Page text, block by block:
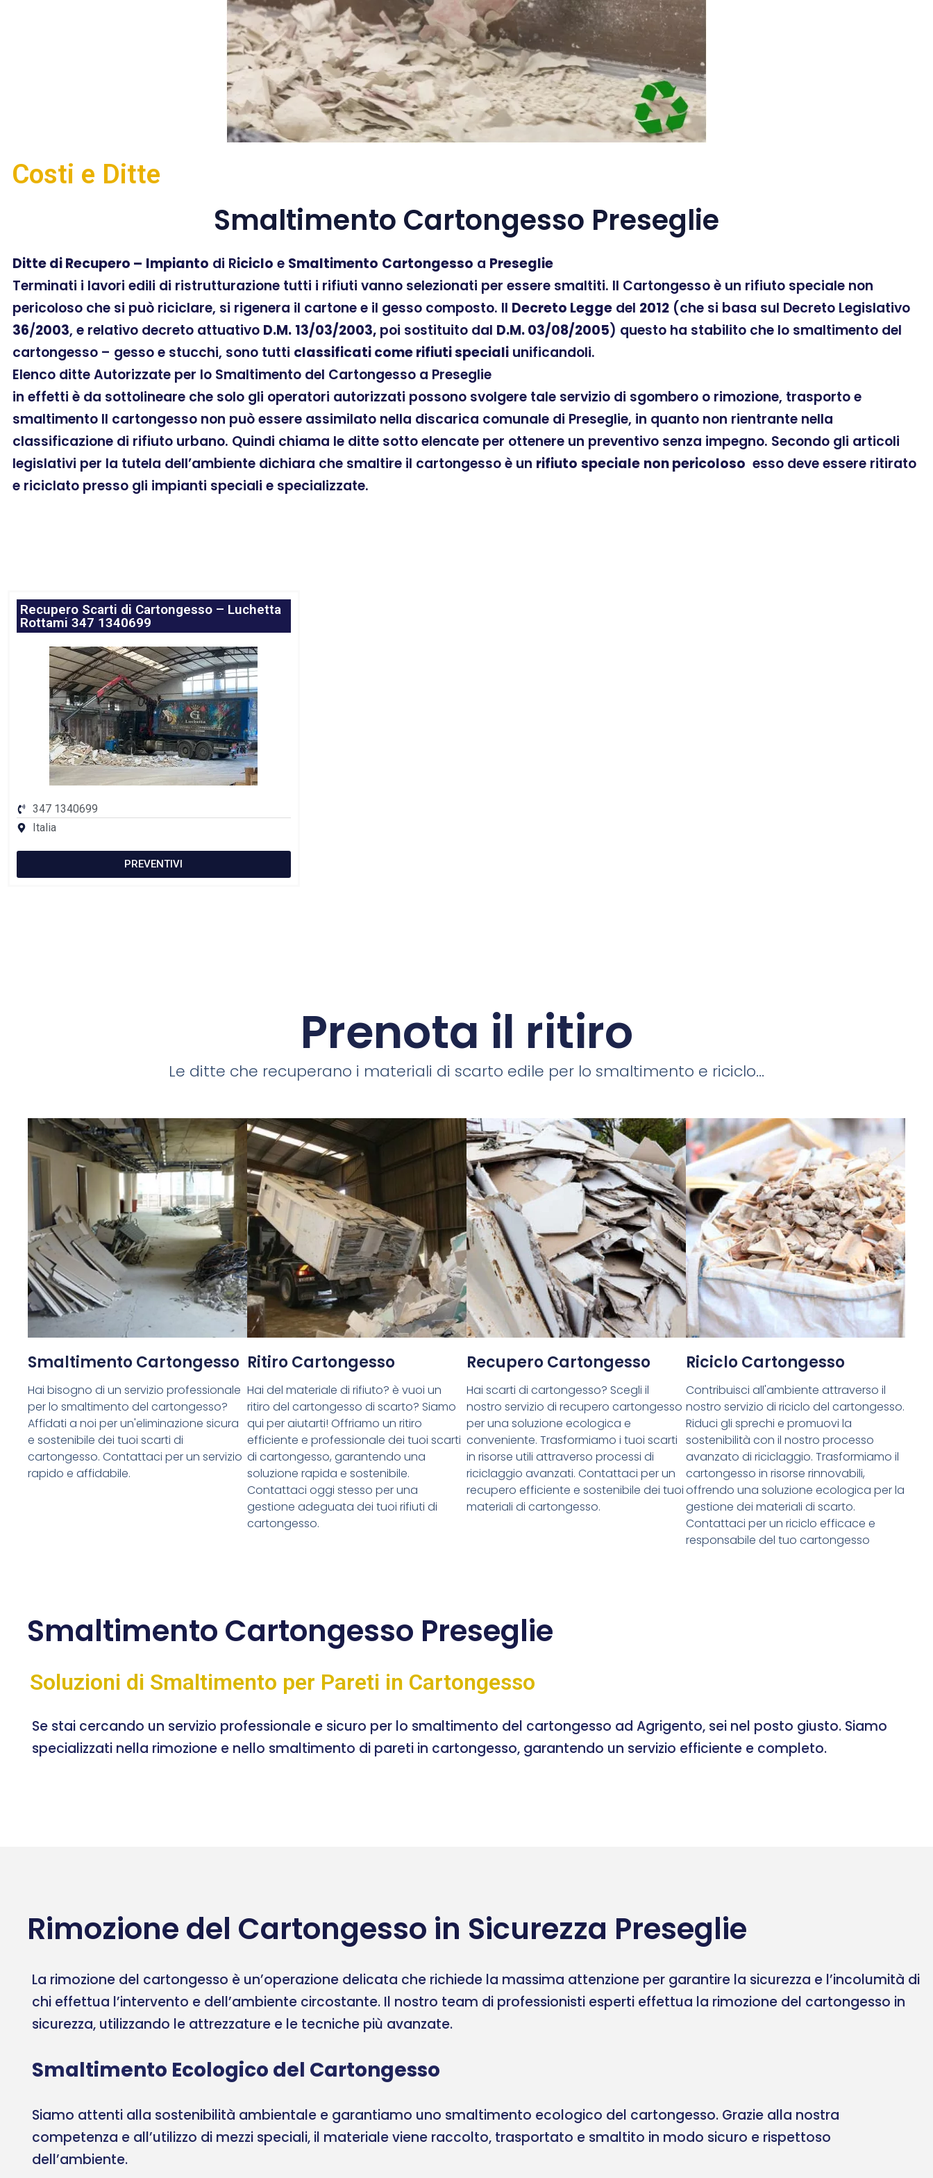
Costi e Ditte
Smaltimento Cartongesso Preseglie
Ditte di Recupero – Impianto di Riciclo e Smaltimento Cartongesso a Preseglie
Terminati i lavori edili di ristrutturazione tutti i rifiuti vanno selezionati per essere smaltiti. Il Cartongesso è un rifiuto speciale non
pericoloso che si può riciclare, si rigenera il cartone e il gesso composto. Il Decreto Legge del 2012 (che si basa sul Decreto Legislativo
36/2003, e relativo decreto attuativo D.M. 13/03/2003, poi sostituito dal D.M. 03/08/2005) questo ha stabilito che lo smaltimento del
cartongesso – gesso e stucchi, sono tutti classificati come rifiuti speciali unificandoli.
Elenco ditte Autorizzate per lo Smaltimento del Cartongesso a Preseglie
in effetti è da sottolineare che solo gli operatori autorizzati possono svolgere tale servizio di sgombero o rimozione, trasporto e
smaltimento Il cartongesso non può essere assimilato nella discarica comunale di Preseglie, in quanto non rientrante nella
classificazione di rifiuto urbano. Quindi chiama le ditte sotto elencate per ottenere un preventivo senza impegno. Secondo gli articoli
legislativi per la tutela dell’ambiente dichiara che smaltire il cartongesso è un rifiuto speciale non pericoloso esso deve essere ritirato
e riciclato presso gli impianti speciali e specializzate.
Recupero Scarti di Cartongesso – Luchetta
Rottami 347 1340699
347 1340699
Italia
PREVENTIVI
Prenota il ritiro
Le ditte che recuperano i materiali di scarto edile per lo smaltimento e riciclo...
Smaltimento Cartongesso
Hai bisogno di un servizio professionale
per lo smaltimento del cartongesso?
Affidati a noi per un'eliminazione sicura
e sostenibile dei tuoi scarti di
cartongesso. Contattaci per un servizio
rapido e affidabile.
Ritiro Cartongesso
Hai del materiale di rifiuto? è vuoi un
ritiro del cartongesso di scarto? Siamo
qui per aiutarti! Offriamo un ritiro
efficiente e professionale dei tuoi scarti
di cartongesso, garantendo una
soluzione rapida e sostenibile.
Contattaci oggi stesso per una
gestione adeguata dei tuoi rifiuti di
cartongesso.
Recupero Cartongesso
Hai scarti di cartongesso? Scegli il
nostro servizio di recupero cartongesso
per una soluzione ecologica e
conveniente. Trasformiamo i tuoi scarti
in risorse utili attraverso processi di
riciclaggio avanzati. Contattaci per un
recupero efficiente e sostenibile dei tuoi
materiali di cartongesso.
Riciclo Cartongesso
Contribuisci all'ambiente attraverso il
nostro servizio di riciclo del cartongesso.
Riduci gli sprechi e promuovi la
sostenibilità con il nostro processo
avanzato di riciclaggio. Trasformiamo il
cartongesso in risorse rinnovabili,
offrendo una soluzione ecologica per la
gestione dei materiali di scarto.
Contattaci per un riciclo efficace e
responsabile del tuo cartongesso
Smaltimento Cartongesso Preseglie
Soluzioni di Smaltimento per Pareti in Cartongesso
Se stai cercando un servizio professionale e sicuro per lo smaltimento del cartongesso ad Agrigento, sei nel posto giusto. Siamo
specializzati nella rimozione e nello smaltimento di pareti in cartongesso, garantendo un servizio efficiente e completo.
Rimozione del Cartongesso in Sicurezza Preseglie
La rimozione del cartongesso è un’operazione delicata che richiede la massima attenzione per garantire la sicurezza e l’incolumità di
chi effettua l’intervento e dell’ambiente circostante. Il nostro team di professionisti esperti effettua la rimozione del cartongesso in
sicurezza, utilizzando le attrezzature e le tecniche più avanzate.
Smaltimento Ecologico del Cartongesso
Siamo attenti alla sostenibilità ambientale e garantiamo uno smaltimento ecologico del cartongesso. Grazie alla nostra
competenza e all’utilizzo di mezzi speciali, il materiale viene raccolto, trasportato e smaltito in modo sicuro e rispettoso
dell’ambiente.